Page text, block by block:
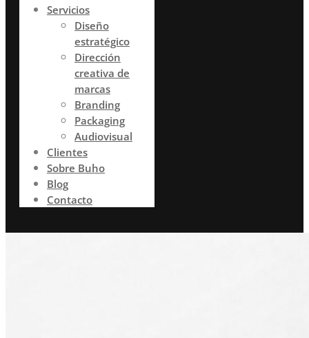
Servicios
Diseño
estratégico
Dirección
creativa de
marcas
Branding
Packaging
Audiovisual
Clientes
Sobre Buho
Blog
Contacto